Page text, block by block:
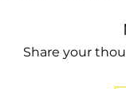
Share your